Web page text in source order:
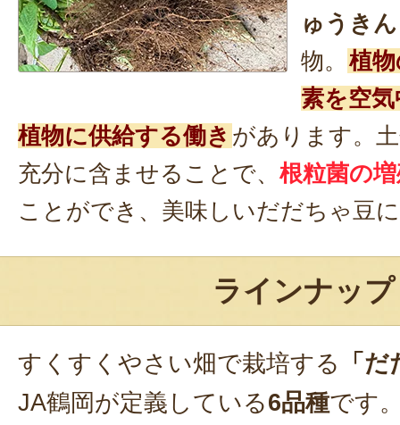
ゅうき
物。 植
素を空
植物に供給する働き があります。
充分に含ませることで、 根粒菌の
ことができ、美味しいだだちゃ豆
ラインナップ
すくすくやさい畑で栽培する
「
JA鶴岡が定義している6品種です